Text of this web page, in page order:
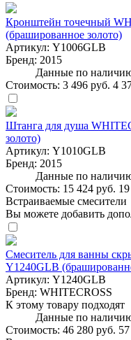
Кронштейн точечный
(брашированное золото)
Артикул: Y1006GLB
Бренд: 2015
Данные по
Стоимость: 3 496 руб. 4
Штанга для душа
золото)
Артикул: Y1010GLB
Бренд: 2015
Данные по
Стоимость: 15 424 руб.
Встраиваемые смесители
Вы можете добавить
Смеситель для ванны
Y1240GLB
Артикул: Y1240GLB
Бренд: WHITECROSS
К этому товару подходят
Данные по
Стоимость: 46 280 руб.